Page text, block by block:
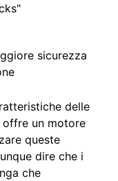
sicurezza
delle
offre un motore
queste
dire che i
che